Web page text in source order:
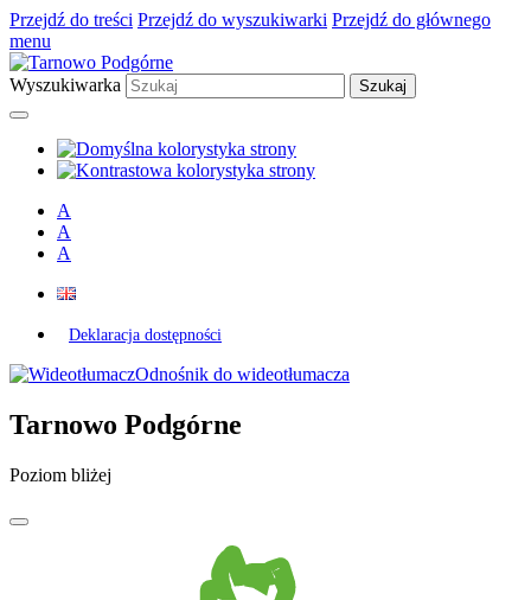
Przejdź do treści Przejdź do wyszukiwarki Przejdź do głównego
menu
Wyszukiwarka
A
A
A
Deklaracja dostępności
Odnośnik do wideotłumacza
Tarnowo Podgórne
Poziom bliżej